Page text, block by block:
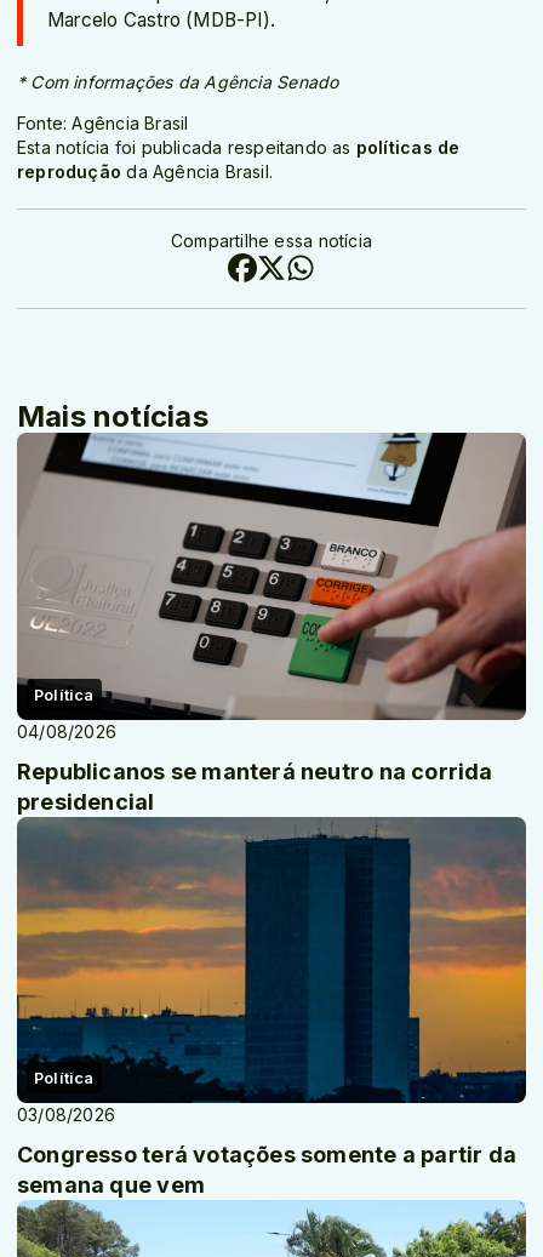
Marcelo Castro (MDB-PI).
* Com informações da Agência Senado
Fonte: Agência Brasil
Esta notícia foi publicada respeitando as políticas de
reprodução da Agência Brasil.
Compartilhe essa notícia
Mais notícias
Política
04/08/2026
Republicanos se manterá neutro na corrida
presidencial
Política
03/08/2026
Congresso terá votações somente a partir da
semana que vem